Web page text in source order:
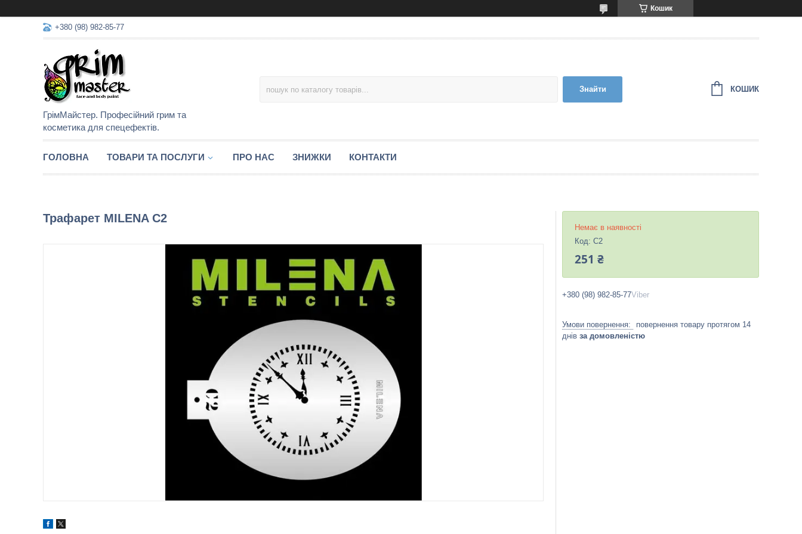
Кошик
+380 (98) 982-85-77
ГрімМайстер. Професійний грим та
косметика для спецефектів.
Знайти КОШИК
ГОЛОВНА ТОВАРИ ТА ПОСЛУГИ ПРО НАС ЗНИЖКИ КОНТАКТИ
Трафарет MILENA C2
Немає в наявності
Код: C2
251 ₴
+380 (98) 982-85-77Viber
повернення товару протягом 14
днів за домовленістю